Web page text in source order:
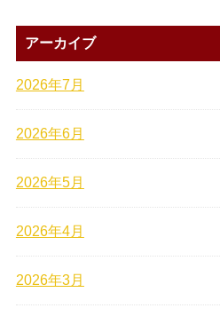
アーカイブ
2026年7月
2026年6月
2026年5月
2026年4月
2026年3月